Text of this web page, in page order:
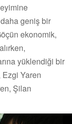
geniş bir
ekonomik,
yüklendiği bir
Ezgi Yaren
Şilan